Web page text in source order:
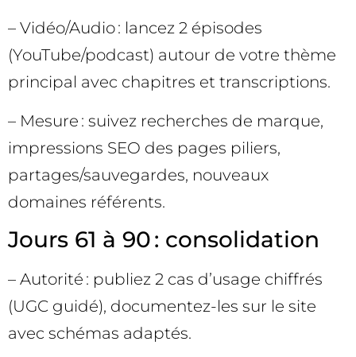
– Vidéo/Audio : lancez 2 épisodes
(YouTube/podcast) autour de votre thème
principal avec chapitres et transcriptions.
– Mesure : suivez recherches de marque,
impressions SEO des pages piliers,
partages/sauvegardes, nouveaux
domaines référents.
Jours 61 à 90 : consolidation
– Autorité : publiez 2 cas d’usage chiffrés
(UGC guidé), documentez-les sur le site
avec schémas adaptés.